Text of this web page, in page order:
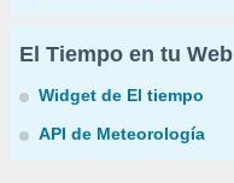
El Tiempo en tu Web
Widget de El tiempo
API de Meteorología